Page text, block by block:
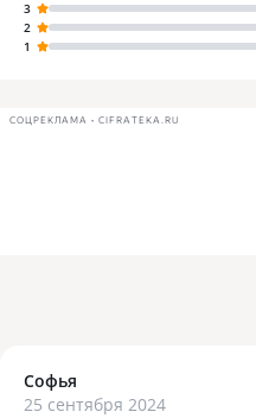
3
2
1
СОЦРЕКЛАМА • CIFRATEKA.RU
Софья
25 сентября 2024